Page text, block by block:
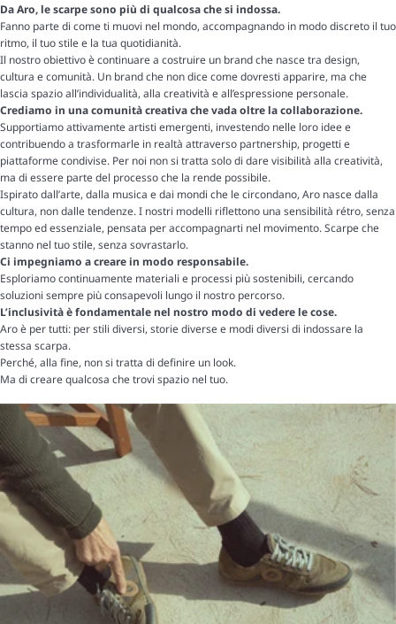
Da Aro, le scarpe sono più di qualcosa che si indossa.
Fanno parte di come ti muovi nel mondo, accompagnando in modo discreto il tuo
ritmo, il tuo stile e la tua quotidianità.
Il nostro obiettivo è continuare a costruire un brand che nasce tra design,
cultura e comunità. Un brand che non dice come dovresti apparire, ma che
lascia spazio all’individualità, alla creatività e all’espressione personale.
Crediamo in una comunità creativa che vada oltre la collaborazione.
Supportiamo attivamente artisti emergenti, investendo nelle loro idee e
contribuendo a trasformarle in realtà attraverso partnership, progetti e
piattaforme condivise. Per noi non si tratta solo di dare visibilità alla creatività,
ma di essere parte del processo che la rende possibile.
Ispirato dall’arte, dalla musica e dai mondi che le circondano, Aro nasce dalla
cultura, non dalle tendenze. I nostri modelli riflettono una sensibilità rétro, senza
tempo ed essenziale, pensata per accompagnarti nel movimento. Scarpe che
stanno nel tuo stile, senza sovrastarlo.
Ci impegniamo a creare in modo responsabile.
Esploriamo continuamente materiali e processi più sostenibili, cercando
soluzioni sempre più consapevoli lungo il nostro percorso.
L’inclusività è fondamentale nel nostro modo di vedere le cose.
Aro è per tutti: per stili diversi, storie diverse e modi diversi di indossare la
stessa scarpa.
Perché, alla fine, non si tratta di definire un look.
Ma di creare qualcosa che trovi spazio nel tuo.